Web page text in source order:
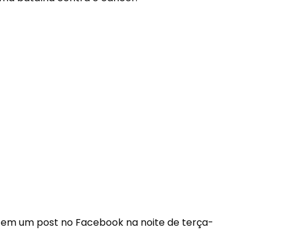
um post no Facebook na noite de terça-